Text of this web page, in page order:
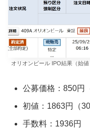
オリオンビール IPO結果（始値
公募価格：850円
初値：1863円（
手数料：1936円